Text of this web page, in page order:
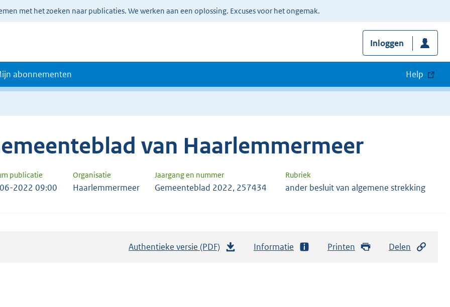
met het zoeken naar publicaties. We werken aan een oplossing. Excuses voor het ongemak.
Inloggen
abonnementen Help
van Haarlemmermeer
publicatie Organisatie Jaargang en nummer Rubriek
2022 09:00 Haarlemmermeer Gemeenteblad 2022, 257434 ander besluit van algemene strekking
Authentieke versie (PDF) Informatie Printen Delen